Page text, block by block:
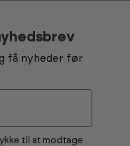
få nyheder før
til at modtage